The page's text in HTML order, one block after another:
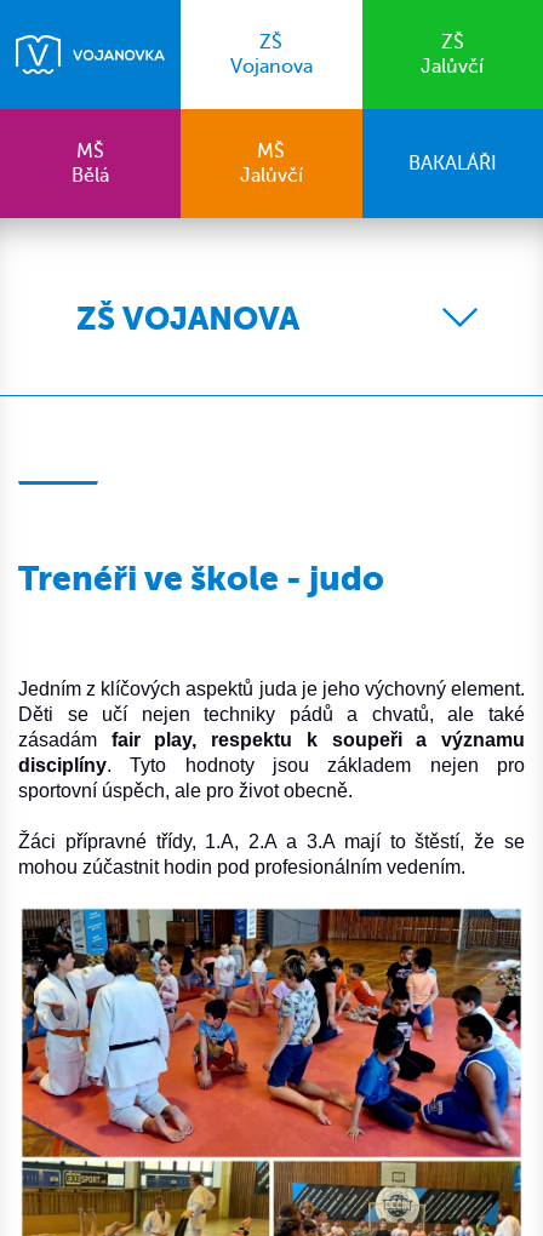
ZŠ
Vojanova
ZŠ
Jalůvčí
MŠ
Bělá
MŠ
Jalůvčí
BAKALÁŘI
ZŠ VOJANOVA
Trenéři ve škole - judo
Jedním z klíčových aspektů juda je jeho výchovný element.
Děti se učí nejen techniky pádů a chvatů, ale také
zásadám fair play, respektu k soupeři a významu
disciplíny. Tyto hodnoty jsou základem nejen pro
sportovní úspěch, ale pro život obecně.
Žáci přípravné třídy, 1.A, 2.A a 3.A mají to štěstí, že se
mohou zúčastnit hodin pod profesionálním vedením.